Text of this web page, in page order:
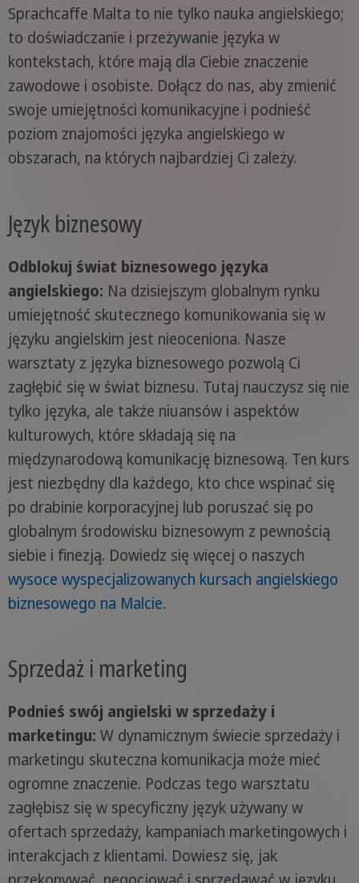
Sprachcaffe Malta to nie tylko nauka angielskiego;
to doświadczanie i przeżywanie języka w
kontekstach, które mają dla Ciebie znaczenie
zawodowe i osobiste. Dołącz do nas, aby zmienić
swoje umiejętności komunikacyjne i podnieść
poziom znajomości języka angielskiego w
obszarach, na których najbardziej Ci zależy.
Język biznesowy
Odblokuj świat biznesowego języka
angielskiego: Na dzisiejszym globalnym rynku
umiejętność skutecznego komunikowania się w
języku angielskim jest nieoceniona. Nasze
warsztaty z języka biznesowego pozwolą Ci
zagłębić się w świat biznesu. Tutaj nauczysz się nie
tylko języka, ale także niuansów i aspektów
kulturowych, które składają się na
międzynarodową komunikację biznesową. Ten kurs
jest niezbędny dla każdego, kto chce wspinać się
po drabinie korporacyjnej lub poruszać się po
globalnym środowisku biznesowym z pewnością
siebie i finezją. Dowiedz się więcej o naszych
wysoce wyspecjalizowanych kursach angielskiego
biznesowego na Malcie.
Sprzedaż i marketing
Podnieś swój angielski w sprzedaży i
marketingu: W dynamicznym świecie sprzedaży i
marketingu skuteczna komunikacja może mieć
ogromne znaczenie. Podczas tego warsztatu
zagłębisz się w specyficzny język używany w
ofertach sprzedaży, kampaniach marketingowych i
interakcjach z klientami. Dowiesz się, jak